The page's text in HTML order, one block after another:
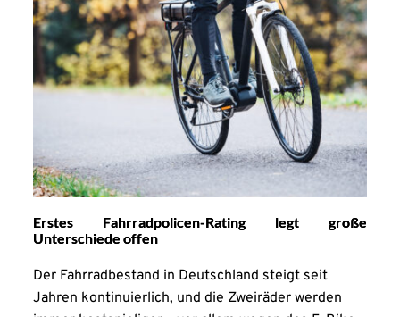
Erstes Fahrradpolicen-Rating legt große
Unterschiede offen
Der Fahrradbestand in Deutschland steigt seit
Jahren kontinuierlich, und die Zweiräder werden